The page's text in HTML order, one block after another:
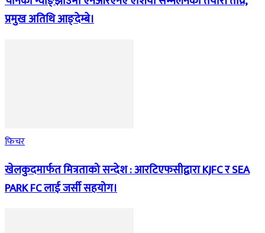
प्रमुख अतिथि आङ्देम्बे।
फिचर
खेलकुदमार्फत मित्रताको सन्देश : आरटिएफसीद्वारा KJFC र SEA
PARK FC लाई जर्सी सहयोग।